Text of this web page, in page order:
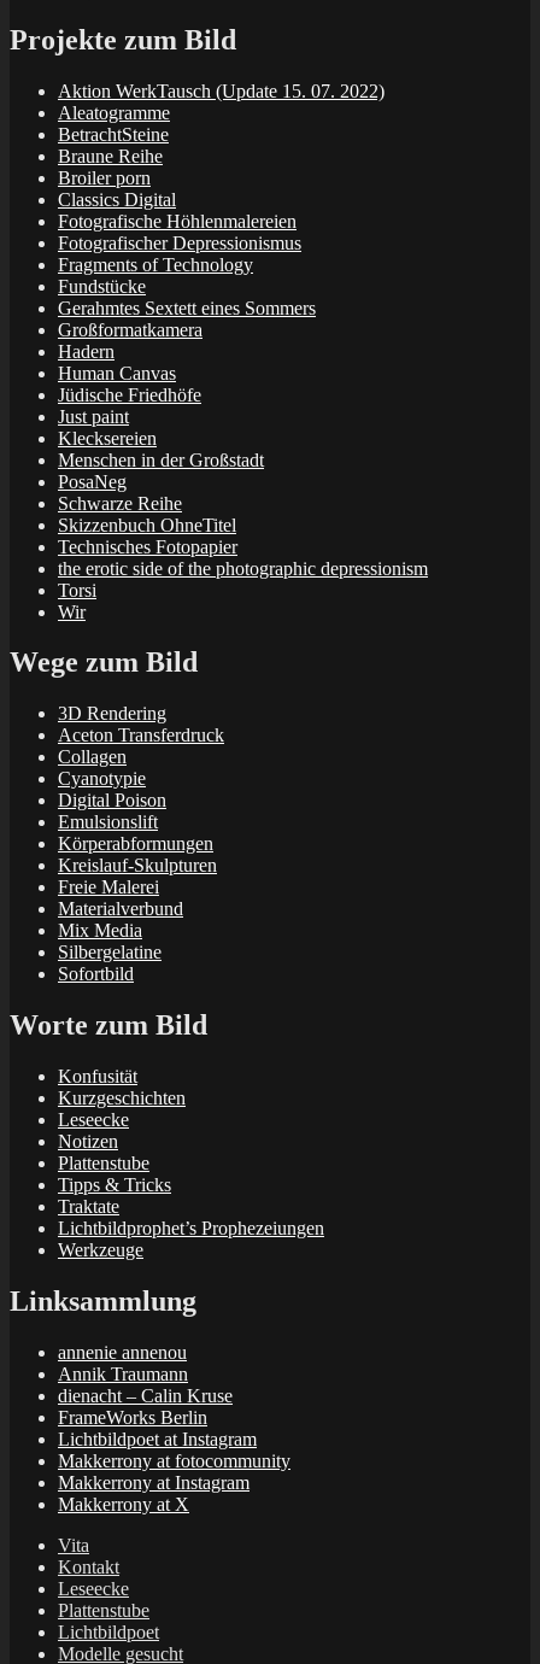
Projekte zum Bild
Aktion WerkTausch (Update 15. 07. 2022)
Aleatogramme
BetrachtSteine
Braune Reihe
Broiler porn
Classics Digital
Fotografische Höhlenmalereien
Fotografischer Depressionismus
Fragments of Technology
Fundstücke
Gerahmtes Sextett eines Sommers
Großformatkamera
Hadern
Human Canvas
Jüdische Friedhöfe
Just paint
Klecksereien
Menschen in der Großstadt
PosaNeg
Schwarze Reihe
Skizzenbuch OhneTitel
Technisches Fotopapier
the erotic side of the photographic depressionism
Torsi
Wir
Wege zum Bild
3D Rendering
Aceton Transferdruck
Collagen
Cyanotypie
Digital Poison
Emulsionslift
Körperabformungen
Kreislauf-Skulpturen
Freie Malerei
Materialverbund
Mix Media
Silbergelatine
Sofortbild
Worte zum Bild
Konfusität
Kurzgeschichten
Leseecke
Notizen
Plattenstube
Tipps & Tricks
Traktate
Lichtbildprophet’s Prophezeiungen
Werkzeuge
Linksammlung
annenie annenou
Annik Traumann
dienacht – Calin Kruse
FrameWorks Berlin
Lichtbildpoet at Instagram
Makkerrony at fotocommunity
Makkerrony at Instagram
Makkerrony at X
Vita
Kontakt
Leseecke
Plattenstube
Lichtbildpoet
Modelle gesucht